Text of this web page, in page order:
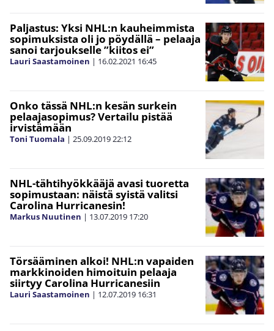
Paljastus: Yksi NHL:n kauheimmista
sopimuksista oli jo pöydällä – pelaaja
sanoi tarjoukselle ”kiitos ei”
Lauri Saastamoinen | 16.02.2021 16:45
Onko tässä NHL:n kesän surkein
pelaajasopimus? Vertailu pistää
irvistämään
Toni Tuomala | 25.09.201922:12
NHL-tähtihyökkääjä avasi tuoretta
sopimustaan: näistä syistä valitsi
Carolina Hurricanesin!
Markus Nuutinen | 13.07.2019 17:20
Törsääminen alkoi! NHL:n vapaiden
markkinoiden himoituin pelaaja
siirtyy Carolina Hurricanesiin
Lauri Saastamoinen | 12.07.2019 16:31